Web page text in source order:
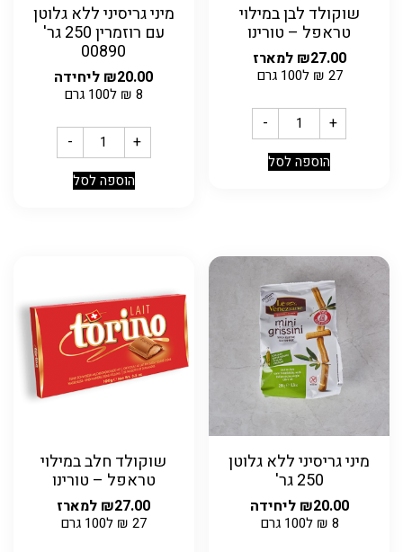
שוקולד לבן במילוי
טראפל – טורינו
₪27.00 למארז
27
₪ ל100 גרם
- +
הוספה לסל
מיני גריסיני ללא גלוטן
עם רוזמרין 250 גר'
00890
₪20.00 ליחידה
8
₪ ל100 גרם
- +
הוספה לסל
מיני גריסיני ללא גלוטן
250 גר'
₪20.00 ליחידה
8
₪ ל100 גרם
שוקולד חלב במילוי
טראפל – טורינו
₪27.00 למארז
27
₪ ל100 גרם